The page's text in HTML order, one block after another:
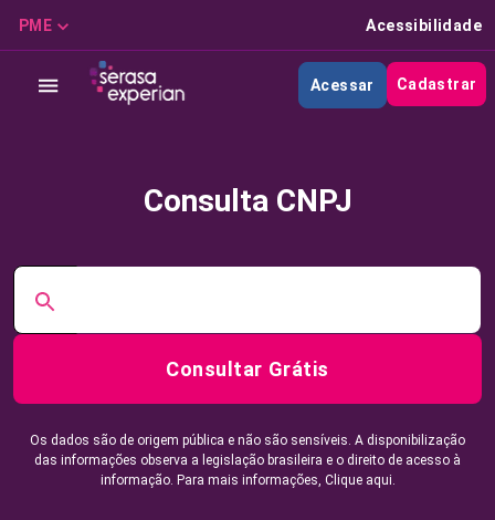
PME Acessibilidade
Acessar Cadastrar
Consulta CNPJ
Consultar Grátis
Os dados são de origem pública e não são sensíveis. A disponibilização
das informações observa a legislação brasileira e o direito de acesso à
informação. Para mais informações, Clique aqui.